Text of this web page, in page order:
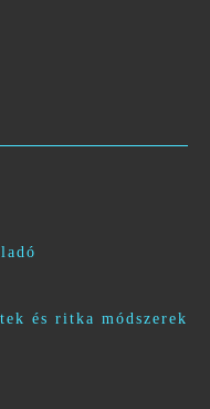
és ritka módszerek